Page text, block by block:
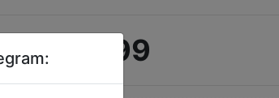
$2.99